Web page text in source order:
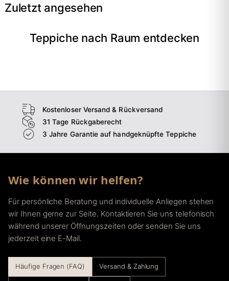
Zuletzt angesehen
Teppiche nach Raum entdecken
Wohnzimmer
Kostenloser Versand & Rückversand
31 Tage Rückgaberecht
3 Jahre Garantie auf handgeknüpfte Teppiche
Wie können wir helfen?
Für persönliche Beratung und individuelle Anliegen stehen
wir Ihnen gerne zur Seite. Kontaktieren Sie uns telefonisch
während unserer Öffnungszeiten oder senden Sie uns
jederzeit eine E-Mail.
Häufige Fragen (FAQ) Versand & Zahlung